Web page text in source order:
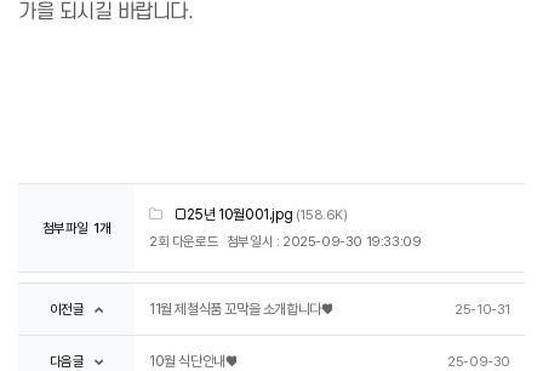
가을 되시길 바랍니다.
첨부파일 1개
□25년 10월001.jpg (158.6K)
2회 다운로드 첨부일시 : 2025-09-30 19:33:09
이전글 11월 제철식품 꼬막을 소개합니다♥ 25-10-31
다음글 10월 식단안내♥ 25-09-30